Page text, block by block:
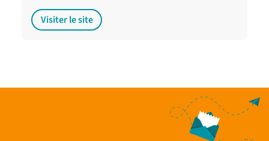
Visiter le site